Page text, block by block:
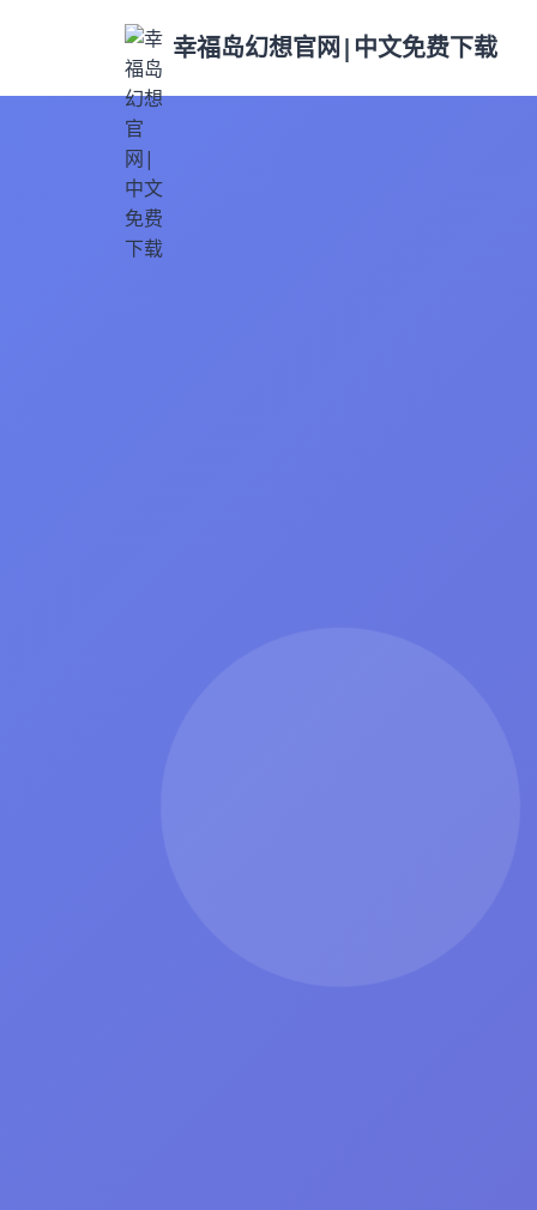
幸福岛幻想官网|中文免费下载